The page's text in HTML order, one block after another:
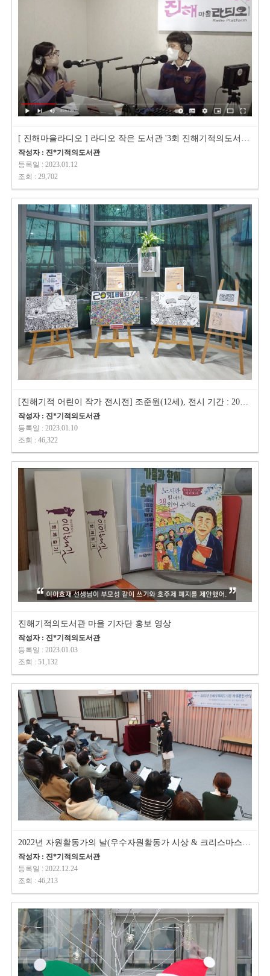
작성자 : 진*기적의도서관
등록일 : 2023.01.12
조회 : 29,702
작성자 : 진*기적의도서관
등록일 : 2023.01.10
조회 : 46,322
진해기적의도서관 마을 기자단 홍보 영상
작성자 : 진*기적의도서관
등록일 : 2023.01.03
조회 : 51,132
2022년 자원활동가의 날(우수자원활동가 시상 & 크리스마스 리스 만들기 특…
작성자 : 진*기적의도서관
등록일 : 2022.12.24
조회 : 46,213